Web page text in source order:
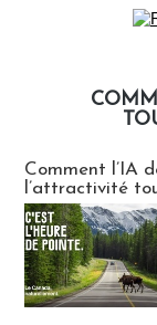
Comment l’IA
l’attractivité